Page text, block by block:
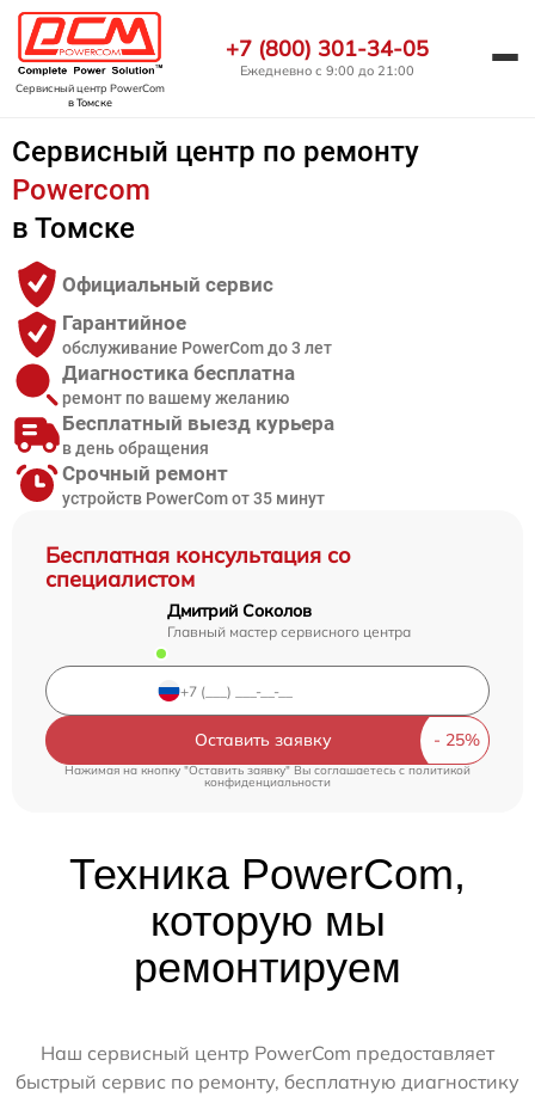
Сервисный центр PowerCom
в Томске
+7 (800) 301-34-05
Ежедневно с 9:00 до 21:00
Сервисный центр по ремонту
Powercom
в Томске
Бесплатная консультация со
специалистом
Дмитрий Соколов
Главный мастер сервисного центра
Оставить заявку
Нажимая на кнопку "Оставить заявку" Вы соглашаетесь cполитикой
конфиденциальности
Официальный сервис
Гарантийное
обслуживание PowerCom до 3 лет
Диагностика бесплатна
ремонт по вашему желанию
Бесплатный выезд курьера
в день обращения
Срочный ремонт
устройств PowerCom от 35 минут
Техника PowerCom,
которую мы
ремонтируем
Наш сервисный центр PowerCom предоставляет
быстрый сервис по ремонту, бесплатную диагностику